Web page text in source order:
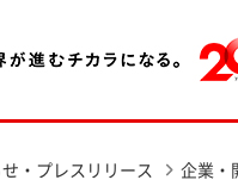
・プレスリリース 企業・